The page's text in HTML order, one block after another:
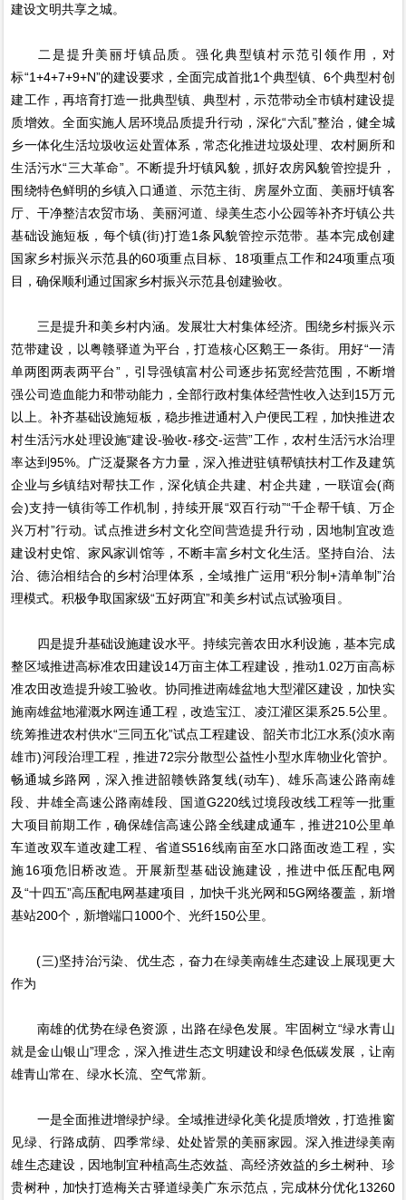
建设文明共享之城。
二是提升美丽圩镇品质。强化典型镇村示范引领作用，对
标“1+4+7+9+N”的建设要求，全面完成首批1个典型镇、6个典型村创
建工作，再培育打造一批典型镇、典型村，示范带动全市镇村建设提
质增效。全面实施人居环境品质提升行动，深化“六乱”整治，健全城
乡一体化生活垃圾收运处置体系，常态化推进垃圾处理、农村厕所和
生活污水“三大革命”。不断提升圩镇风貌，抓好农房风貌管控提升，
围绕特色鲜明的乡镇入口通道、示范主街、房屋外立面、美丽圩镇客
厅、干净整洁农贸市场、美丽河道、绿美生态小公园等补齐圩镇公共
基础设施短板，每个镇(街)打造1条风貌管控示范带。基本完成创建
国家乡村振兴示范县的60项重点目标、18项重点工作和24项重点项
目，确保顺利通过国家乡村振兴示范县创建验收。
三是提升和美乡村内涵。发展壮大村集体经济。围绕乡村振兴示
范带建设，以粤赣驿道为平台，打造核心区鹅王一条街。用好“一清
单两图两表两平台”，引导强镇富村公司逐步拓宽经营范围，不断增
强公司造血能力和带动能力，全部行政村集体经营性收入达到15万元
以上。补齐基础设施短板，稳步推进通村入户便民工程，加快推进农
村生活污水处理设施“建设-验收-移交-运营”工作，农村生活污水治理
率达到95%。广泛凝聚各方力量，深入推进驻镇帮镇扶村工作及建筑
企业与乡镇结对帮扶工作，深化镇企共建、村企共建，一联谊会(商
会)支持一镇街等工作机制，持续开展“双百行动”“千企帮千镇、万企
兴万村”行动。试点推进乡村文化空间营造提升行动，因地制宜改造
建设村史馆、家风家训馆等，不断丰富乡村文化生活。坚持自治、法
治、德治相结合的乡村治理体系，全域推广运用“积分制+清单制”治
理模式。积极争取国家级“五好两宜”和美乡村试点试验项目。
四是提升基础设施建设水平。持续完善农田水利设施，基本完成
整区域推进高标准农田建设14万亩主体工程建设，推动1.02万亩高标
准农田改造提升竣工验收。协同推进南雄盆地大型灌区建设，加快实
施南雄盆地灌溉水网连通工程，改造宝江、凌江灌区渠系25.5公里。
统筹推进农村供水“三同五化”试点工程建设、韶关市北江水系(浈水南
雄市)河段治理工程，推进72宗分散型公益性小型水库物业化管护。
畅通城乡路网，深入推进韶赣铁路复线(动车)、雄乐高速公路南雄
段、井雄全高速公路南雄段、国道G220线过境段改线工程等一批重
大项目前期工作，确保雄信高速公路全线建成通车，推进210公里单
车道改双车道改建工程、省道S516线南亩至水口路面改造工程，实
施16项危旧桥改造。开展新型基础设施建设，推进中低压配电网
及“十四五”高压配电网基建项目，加快千兆光网和5G网络覆盖，新增
基站200个，新增端口1000个、光纤150公里。
(三)坚持治污染、优生态，奋力在绿美南雄生态建设上展现更大
作为
南雄的优势在绿色资源，出路在绿色发展。牢固树立“绿水青山
就是金山银山”理念，深入推进生态文明建设和绿色低碳发展，让南
雄青山常在、绿水长流、空气常新。
一是全面推进增绿护绿。全域推进绿化美化提质增效，打造推窗
见绿、行路成荫、四季常绿、处处皆景的美丽家园。深入推进绿美南
雄生态建设，因地制宜种植高生态效益、高经济效益的乡土树种、珍
贵树种，加快打造梅关古驿道绿美广东示范点，完成林分优化13260